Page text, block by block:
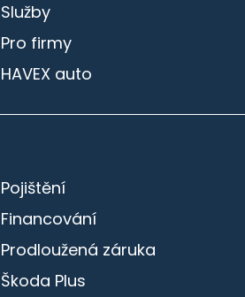
Služby
Pro firmy
HAVEX auto
Pojištění
Financování
Prodloužená záruka
Škoda Plus